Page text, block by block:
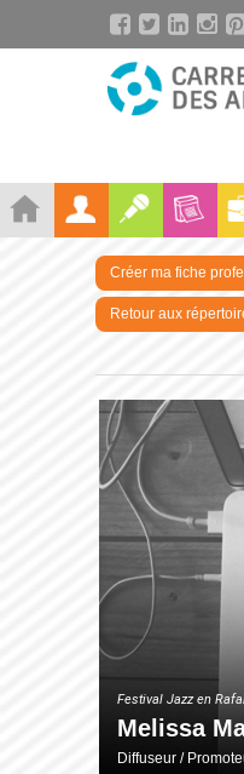
Créer ma fiche
Retour aux
Festival Jazz en
Melissa
Diffuseur /